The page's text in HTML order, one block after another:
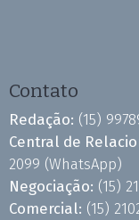
Contato
Redação: (15)
Central de
2099 (WhatsApp)
Negociação: (15)
Comercial: (15)